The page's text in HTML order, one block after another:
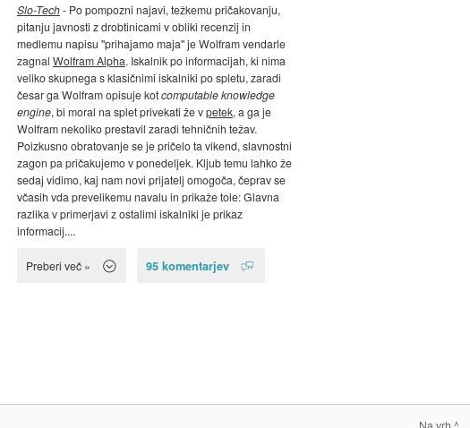
Slo-Tech- Po pompozni najavi, težkemu pričakovanju,
pitanju javnosti z drobtinicami v obliki recenzij in
medlemu napisu "prihajamo maja" je Wolfram vendarle
zagnal Wolfram Alpha. Iskalnik po informacijah, ki nima
veliko skupnega s klasičnimi iskalniki po spletu, zaradi
česar ga Wolfram opisuje kotcomputable knowledge
engine, bi moral na splet privekati že vpetek, a ga je
Wolfram nekoliko prestavil zaradi tehničnih težav.
Poizkusno obratovanje se je pričelo ta vikend, slavnostni
zagon pa pričakujemo v ponedeljek. Kljub temu lahko že
sedaj vidimo, kaj nam novi prijatelj omogoča, čeprav se
včasih vda prevelikemu navalu in prikaže tole: Glavna
razlika v primerjavi z ostalimi iskalniki je prikaz
informacij....
Preberi več » 95 komentarjev
Na vrh ^